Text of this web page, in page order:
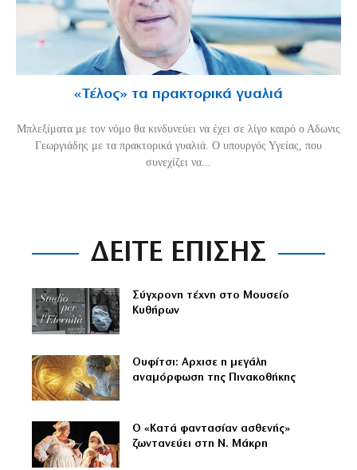
«Τέλος» τα πρακτορικά γυαλιά
Μπλεξίματα με τον νόμο θα κινδυνεύει να έχει σε λίγο καιρό ο Αδωνις
Γεωργιάδης με τα πρακτορικά γυαλιά. Ο υπουργός Υγείας, που
συνεχίζει να...
ΔΕΙΤΕ ΕΠΙΣΗΣ
Σύγχρονη τέχνη στο Μουσείο
Κυθήρων
Ουφίτσι: Αρχισε η μεγάλη
αναμόρφωση της Πινακοθήκης
Ο «Κατά φαντασίαν ασθενής»
ζωντανεύει στη Ν. Μάκρη